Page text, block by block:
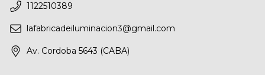
1122510389
lafabricadeiluminacion3@gmail.com
Av. Cordoba 5643 (CABA)